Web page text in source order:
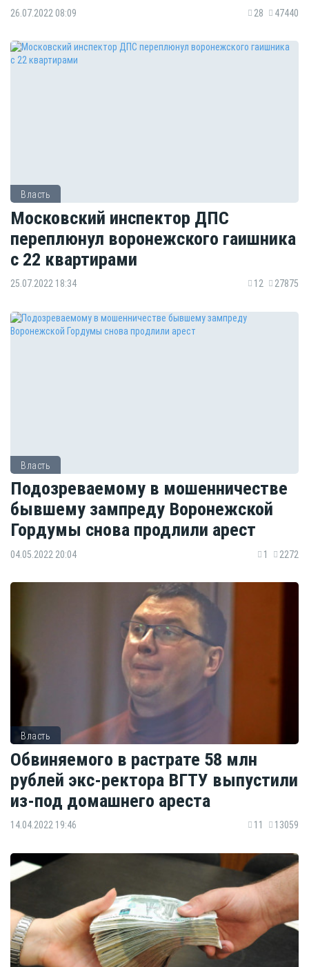
26.07.2022 08:09 28 47440
Власть
Московский инспектор ДПС
переплюнул воронежского гаишника
с 22 квартирами
25.07.2022 18:34 12 27875
Власть
Подозреваемому в мошенничестве
бывшему зампреду Воронежской
Гордумы снова продлили арест
04.05.2022 20:04 1 2272
Власть
Обвиняемого в растрате 58 млн
рублей экс-ректора ВГТУ выпустили
из-под домашнего ареста
14.04.2022 19:46 11 13059